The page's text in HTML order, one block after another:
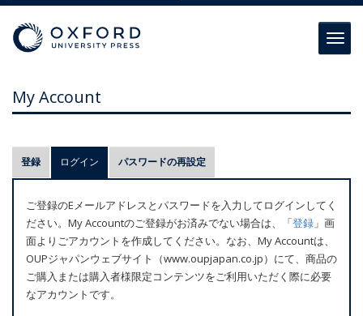
My Account
プ
ラ
マ
リ
ー
タ
ブ
登録 ログイン (アクティブなタブ)
パスワードの再設定
ご登録のEメールアドレスとパスワードを入力してログインしてく
ださい。My Accountのご登録がお済みでない場合は、「登録 」画
面よりごアカウントを作成してください。なお、My Accountは、
OUPジャパンウェブサイト（www.oupjapan.co.jp）にて、商品の
ご購入または購入者様限定コンテンツをご利用いただく際に必要
なアカウントです。